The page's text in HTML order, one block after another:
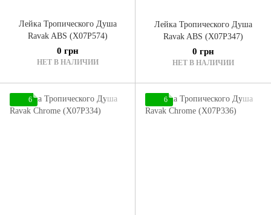
Лейка Тропического Душа
Ravak ABS (X07P574)
0 грн
НЕТ В НАЛИЧИИ
Лейка Тропического Душа
Ravak ABS (X07P347)
0 грн
НЕТ В НАЛИЧИИ
6 6